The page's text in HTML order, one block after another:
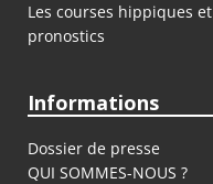
Les courses hippiques et
pronostics
Informations
Dossier de presse
QUI SOMMES-NOUS ?